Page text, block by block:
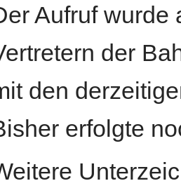
Aufruf wurde
der
den
erfolgte